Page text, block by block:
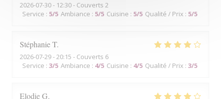
2026-07-30- 12:30 - Couverts 2
Service : 5/5 Ambiance : 5/5 Cuisine : 5/5 Qualité / Prix : 5/5
StéphanieT
2026-07-29- 20:15 - Couverts 6
Service : 3/5 Ambiance : 4/5 Cuisine : 4/5 Qualité / Prix : 3/5
ElodieG